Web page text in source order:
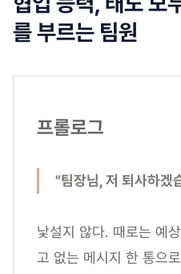
를 부르는 팀원
프롤로그
"팀장님, 저 퇴사하겠
낯설지 않다. 때로는 예
고 없는 메시지 한 통으